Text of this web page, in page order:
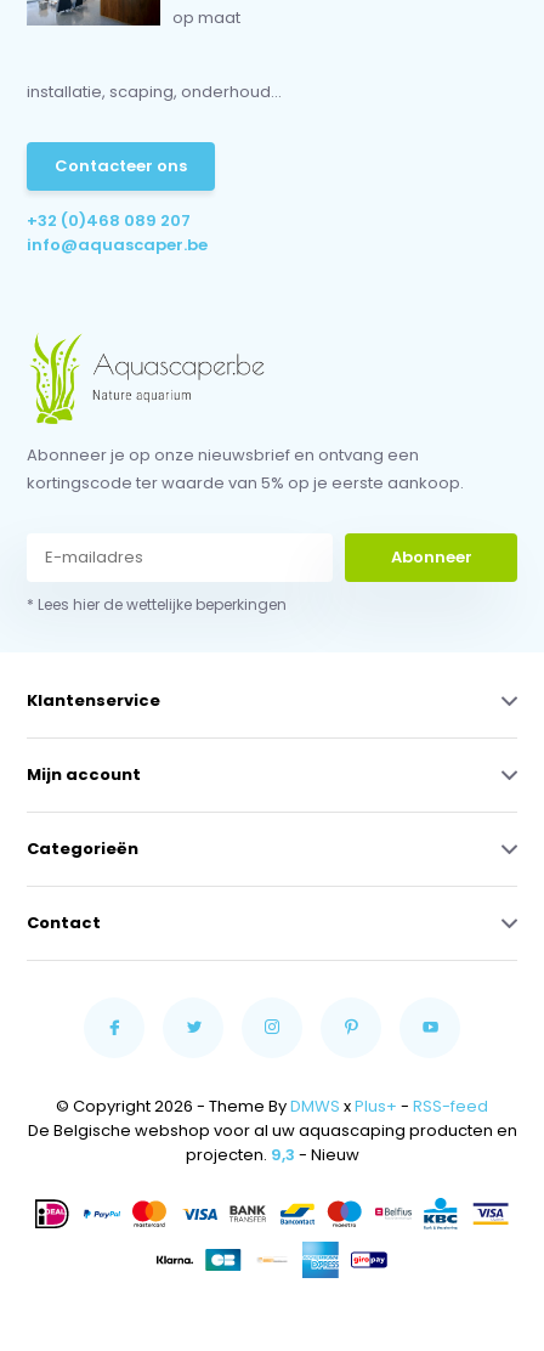
op maat
installatie, scaping, onderhoud...
Contacteer ons
+32 (0)468 089 207
info@aquascaper.be
Abonneer je op onze nieuwsbrief en ontvang een
kortingscode ter waarde van 5% op je eerste aankoop.
Abonneer
* Lees hier de wettelijke beperkingen
Klantenservice
Mijn account
Categorieën
Contact
© Copyright 2026 - Theme ByDMWS xPlus+ - RSS-feed
De Belgische webshop voor al uw aquascaping producten en
projecten. 9,3 - Nieuw